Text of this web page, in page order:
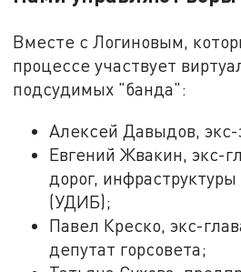
Вместе с Логиновым,
процессе участвует
подсудимых "банда":
Алексей Давыдов,
Евгений Жвакин, экс-
дорог,
(УДИБ);
Павел Креско, экс-
депутат горсовета;